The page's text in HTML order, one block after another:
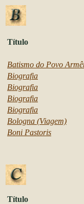
Título
Batismo do Povo
Biografia
Biografia
Biografia
Biografia
Bologna (Viagem)
Boni Pastoris
Título